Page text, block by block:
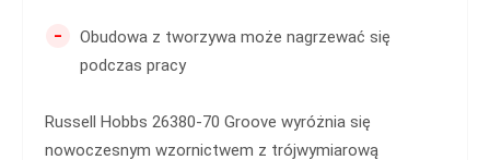
-
Obudowa z tworzywa może nagrzewać się
podczas pracy
Russell Hobbs 26380-70 Groove wyróżnia się
nowoczesnym wzornictwem z trójwymiarową